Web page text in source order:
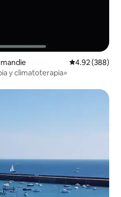
Calificación
4.92 (388)
y climatoterapia»